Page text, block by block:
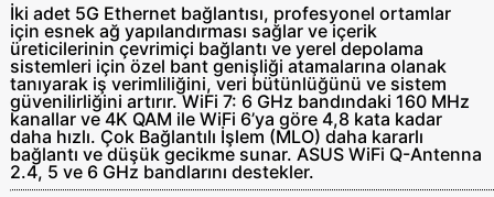
İki adet 5G Ethernet bağlantısı, profesyonel ortamlar
için esnek ağ yapılandırması sağlar ve içerik
üreticilerinin çevrimiçi bağlantı ve yerel depolama
sistemleri için özel bant genişliği atamalarına olanak
tanıyarak iş verimliliğini, veri bütünlüğünü ve sistem
güvenilirliğini artırır. WiFi 7: 6 GHz bandındaki 160 MHz
kanallar ve 4K QAM ile WiFi 6’ya göre 4,8 kata kadar
daha hızlı. Çok Bağlantılı İşlem (MLO) daha kararlı
bağlantı ve düşük gecikme sunar. ASUS WiFi Q-Antenna
2.4, 5 ve 6 GHz bandlarını destekler.